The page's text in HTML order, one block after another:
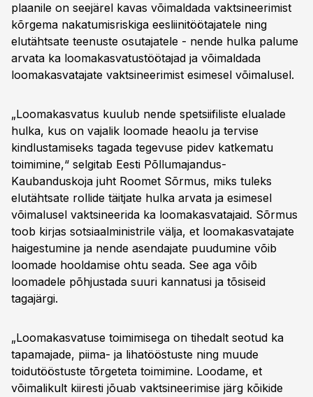
plaanile on seejärel kavas võimaldada vaktsineerimist
kõrgema nakatumisriskiga eesliinitöötajatele ning
elutähtsate teenuste osutajatele - nende hulka palume
arvata ka loomakasvatustöötajad ja võimaldada
loomakasvatajate vaktsineerimist esimesel võimalusel.
„Loomakasvatus kuulub nende spetsiifiliste elualade
hulka, kus on vajalik loomade heaolu ja tervise
kindlustamiseks tagada tegevuse pidev katkematu
toimimine,“ selgitab Eesti Põllumajandus-
Kaubanduskoja juht Roomet Sõrmus, miks tuleks
elutähtsate rollide täitjate hulka arvata ja esimesel
võimalusel vaktsineerida ka loomakasvatajaid. Sõrmus
toob kirjas sotsiaalministrile välja, et loomakasvatajate
haigestumine ja nende asendajate puudumine võib
loomade hooldamise ohtu seada. See aga võib
loomadele põhjustada suuri kannatusi ja tõsiseid
tagajärgi.
„Loomakasvatuse toimimisega on tihedalt seotud ka
tapamajade, piima- ja lihatööstuste ning muude
toidutööstuste tõrgeteta toimimine. Loodame, et
võimalikult kiiresti jõuab vaktsineerimise järg kõikide